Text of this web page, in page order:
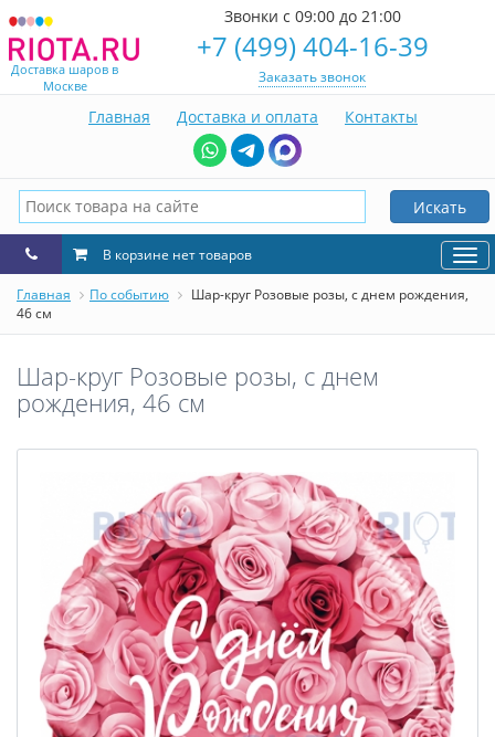
Доставка шаров в
Москве
Звонки с 09:00 до 21:00
+7 (499) 404-16-39
Заказать звонок
Главная Доставка и оплата Контакты
Искать
В корзине нет товаров
Главная По событию
Шар-круг Розовые розы, с днем рождения,
46 см
Шар-круг Розовые розы, с днем
рождения, 46 см